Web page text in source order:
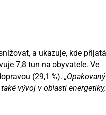
a ukazuje, kde přijatá
7,8 tun na obyvatele. Ve
(29,1 %). „Opakovaný
vývoj v oblasti energetiky,